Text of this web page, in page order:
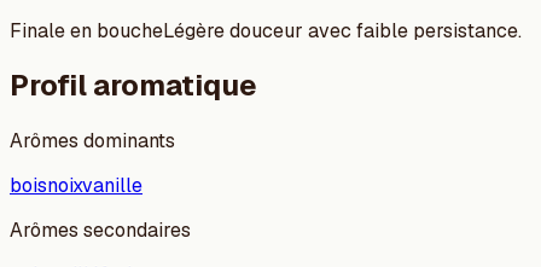
Finale en boucheLégère douceur avec faible persistance.
Profil aromatique
Arômes dominants
boisnoixvanille
Arômes secondaires